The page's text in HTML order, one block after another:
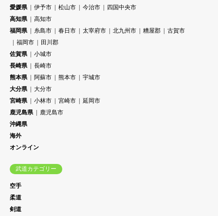
愛媛県
伊予市 松山市 今治市
四国中央市
高知県
高知市
福岡県
糸島市 春日市 太宰府市 北九州市 糟屋郡
古賀市
福岡市
田川郡
佐賀県
小城市
長崎県
長崎市
熊本県
阿蘇市 熊本市
宇城市
大分県
大分市
宮崎県
小林市 宮崎市
延岡市
鹿児島県
鹿児島市
沖縄県
海外
オンライン
武道カテゴリー
空手
柔道
剣道